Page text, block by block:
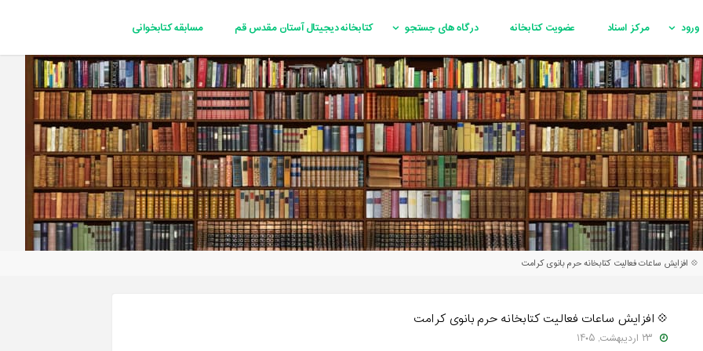
ورود مرکز اسناد عضویت کتابخانه درگاه های جستجو کتابخانه دیجیتال آستان مقدس قم مسابقه کتابخوانی
💠 افزایش ساعات فعالیت کتابخانه حرم بانوی کرامت
💠 افزایش ساعات فعالیت کتابخانه حرم بانوی کرامت
۲۳ اردیبهشت, ۱۴۰۵